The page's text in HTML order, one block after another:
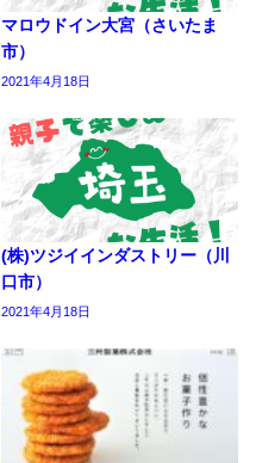
マロウドイン大宮（さいたま
市）
2021年4月18日
(株)ツジイインダストリー（川
口市）
2021年4月18日